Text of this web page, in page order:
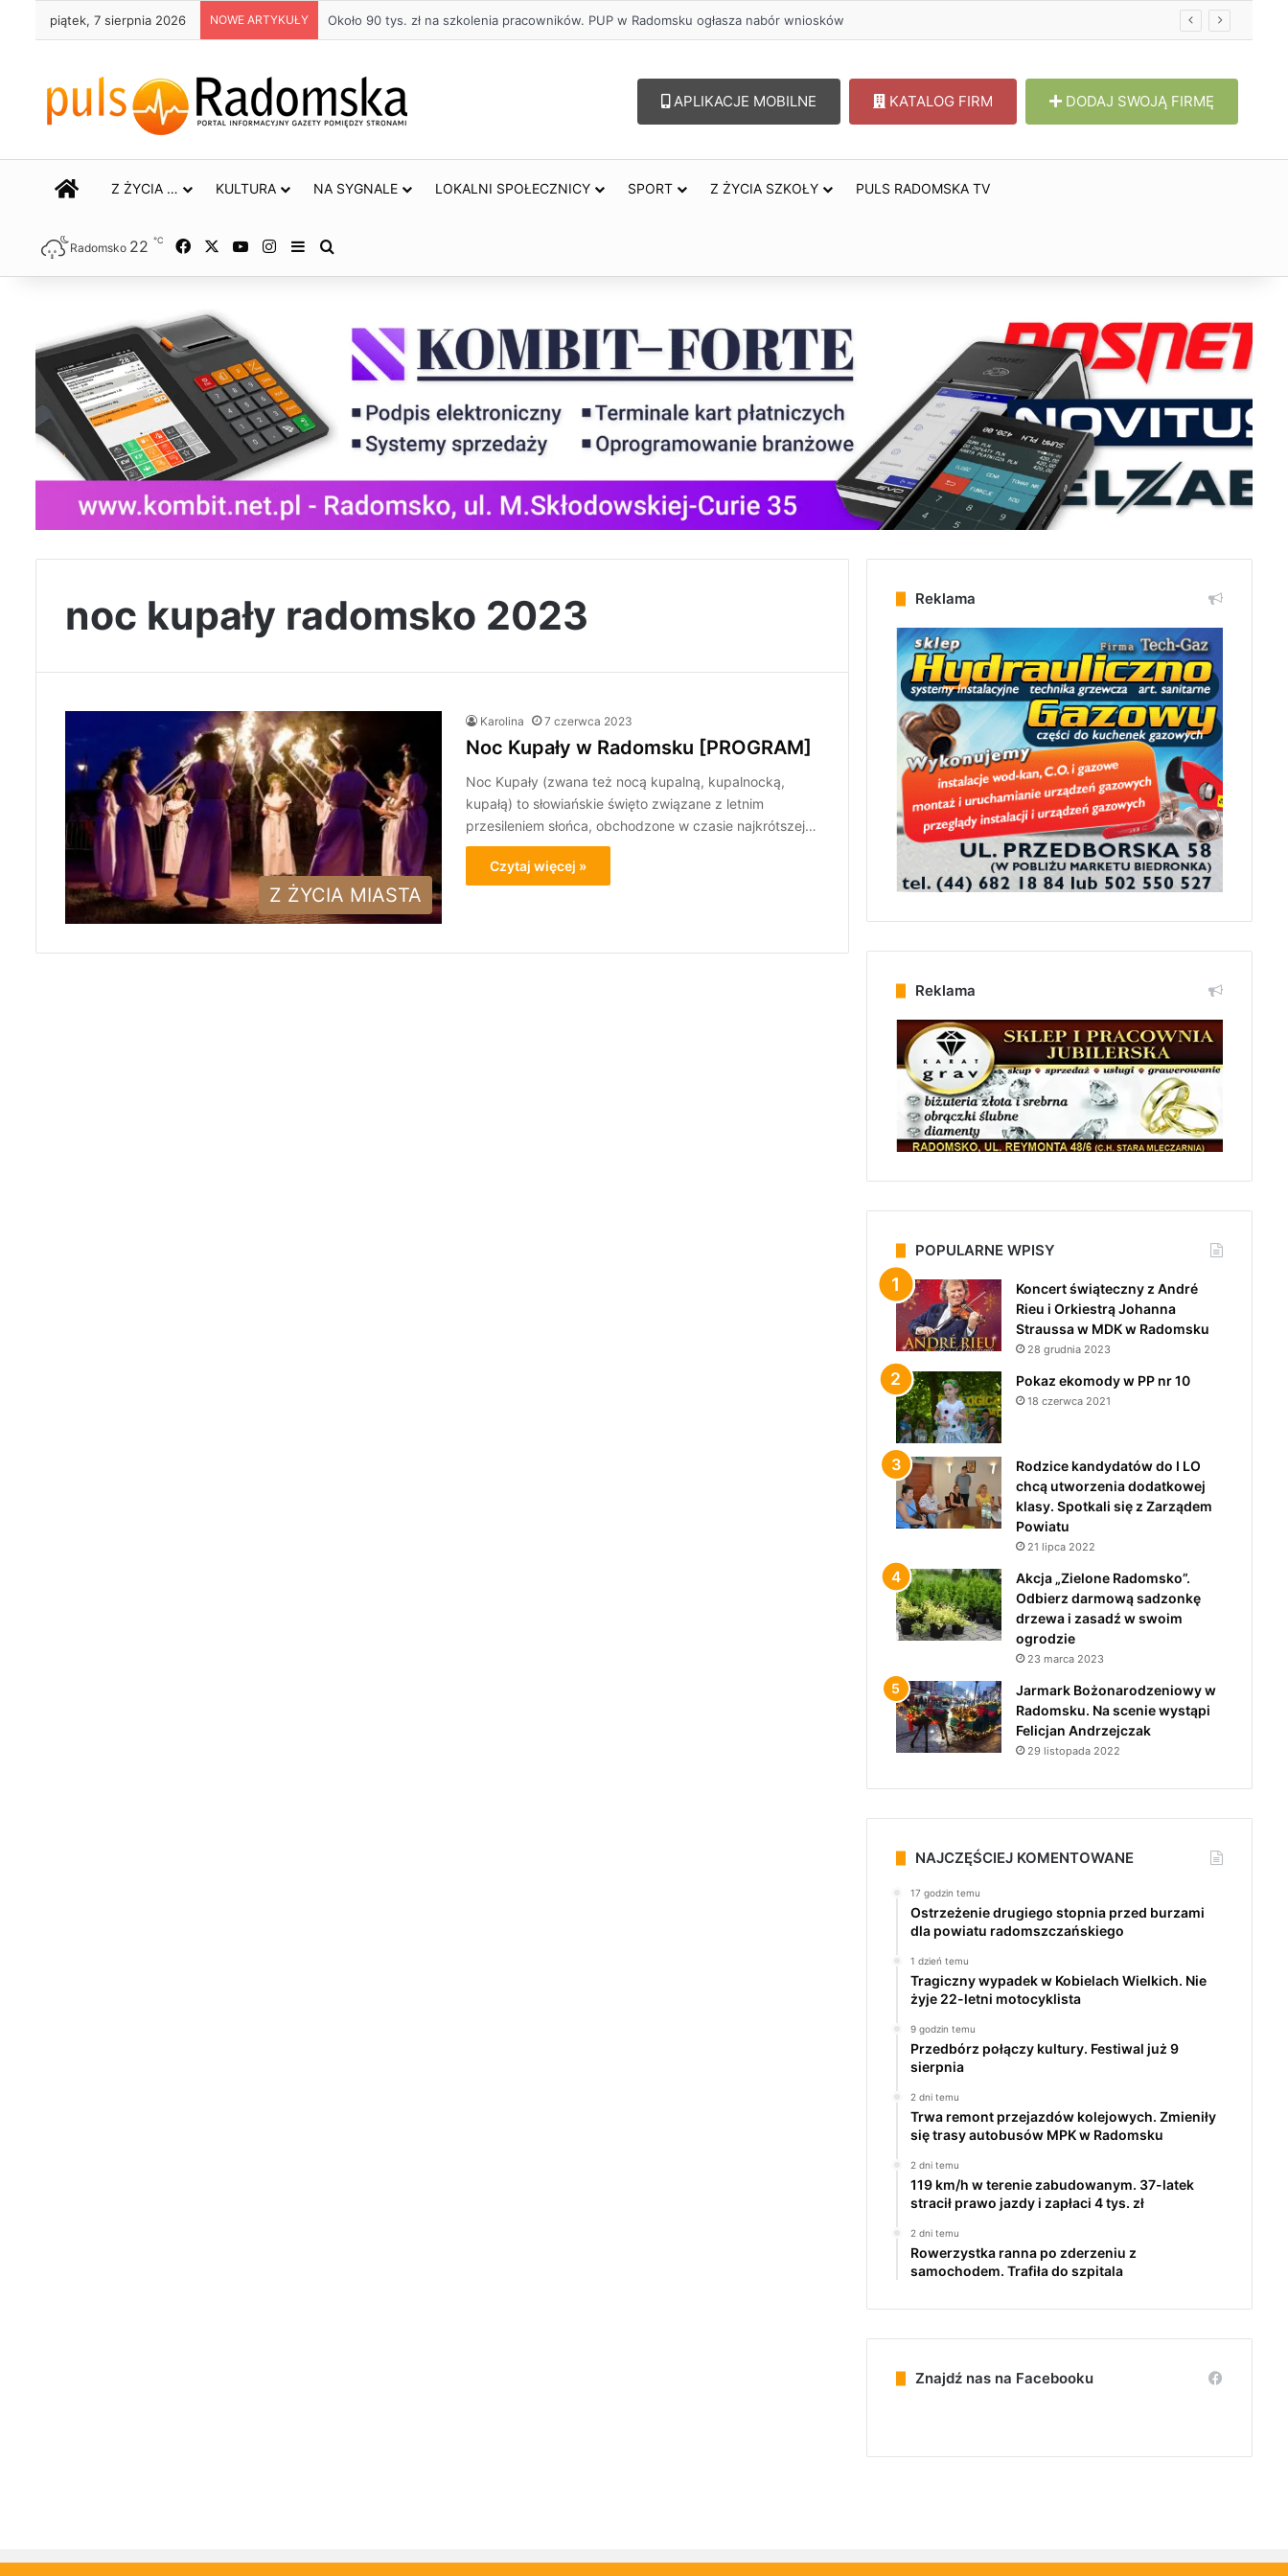
piątek, 7 sierpnia 2026 NOWE ARTYKUŁY Około 90 tys. zł na szkolenia pracowników. PUP w Radomsku ogłasza nabór wniosków
APLIKACJE MOBILNE KATALOG FIRM DODAJ SWOJĄ FIRMĘ
STRONA GŁÓWNA
Z ŻYCIA … KULTURA NA SYGNALE LOKALNI SPOŁECZNICY SPORT Z ŻYCIA SZKOŁY PULS RADOMSKA TV
Radomsko 22 ℃ Facebook YouTubeInstagram
Sidebar
noc kupały radomsko 2023
Z ŻYCIA MIASTA
Karolina 7 czerwca 2023
Noc Kupały w Radomsku [PROGRAM]
Noc Kupały (zwana też nocą kupalną, kupalnocką,
kupałą) to słowiańskie święto związane z letnim
przesileniem słońca, obchodzone w czasie najkrótszej…
Czytaj więcej »
Reklama
Reklama
POPULARNE WPISY
Koncert świąteczny z André
Rieu i Orkiestrą Johanna
Straussa w MDK w Radomsku
28 grudnia 2023
Pokaz ekomody w PP nr 10
18 czerwca 2021
Rodzice kandydatów do I LO
chcą utworzenia dodatkowej
klasy. Spotkali się z Zarządem
Powiatu
21 lipca 2022
Akcja „Zielone Radomsko”.
Odbierz darmową sadzonkę
drzewa i zasadź w swoim
ogrodzie
23 marca 2023
Jarmark Bożonarodzeniowy w
Radomsku. Na scenie wystąpi
Felicjan Andrzejczak
29 listopada 2022
NAJCZĘŚCIEJ KOMENTOWANE
17 godzin temu
Ostrzeżenie drugiego stopnia przed burzami
dla powiatu radomszczańskiego
1 dzień temu
Tragiczny wypadek w Kobielach Wielkich. Nie
żyje 22-letni motocyklista
9 godzin temu
Przedbórz połączy kultury. Festiwal już 9
sierpnia
2 dni temu
Trwa remont przejazdów kolejowych. Zmieniły
się trasy autobusów MPK w Radomsku
2 dni temu
119 km/h w terenie zabudowanym. 37-latek
stracił prawo jazdy i zapłaci 4 tys. zł
2 dni temu
Rowerzystka ranna po zderzeniu z
samochodem. Trafiła do szpitala
Znajdź nas na Facebooku